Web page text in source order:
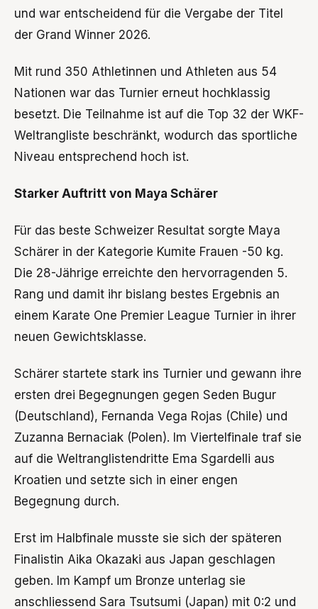
und war entscheidend für die Vergabe der Titel
der Grand Winner 2026.
Mit rund 350 Athletinnen und Athleten aus 54
Nationen war das Turnier erneut hochklassig
besetzt. Die Teilnahme ist auf die Top 32 der WKF-
Weltrangliste beschränkt, wodurch das sportliche
Niveau entsprechend hoch ist.
Starker Auftritt von Maya Schärer
Für das beste Schweizer Resultat sorgte Maya
Schärer in der Kategorie Kumite Frauen -50 kg.
Die 28-Jährige erreichte den hervorragenden 5.
Rang und damit ihr bislang bestes Ergebnis an
einem Karate One Premier League Turnier in ihrer
neuen Gewichtsklasse.
Schärer startete stark ins Turnier und gewann ihre
ersten drei Begegnungen gegen Seden Bugur
(Deutschland), Fernanda Vega Rojas (Chile) und
Zuzanna Bernaciak (Polen). Im Viertelfinale traf sie
auf die Weltranglistendritte Ema Sgardelli aus
Kroatien und setzte sich in einer engen
Begegnung durch.
Erst im Halbfinale musste sie sich der späteren
Finalistin Aika Okazaki aus Japan geschlagen
geben. Im Kampf um Bronze unterlag sie
anschliessend Sara Tsutsumi (Japan) mit 0:2 und